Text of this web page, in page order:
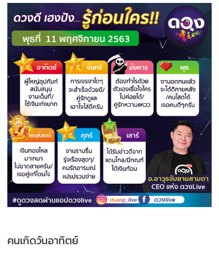
คนเกิดวันอาทิตย์